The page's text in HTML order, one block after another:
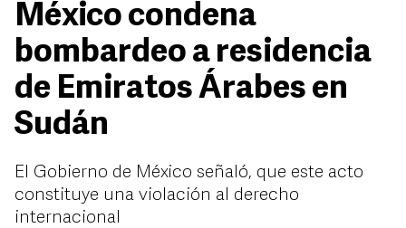
México condena
bombardeo a residencia
de Emiratos Árabes en
Sudán
El Gobierno de México señaló, que este acto
constituye una violación al derecho
internacional